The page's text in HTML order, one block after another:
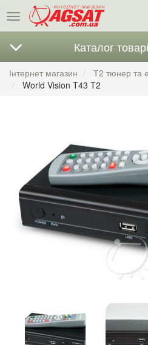
Меню
Каталог
Інтернет магазин
Т2 тюнер та
World Vision T43 T2